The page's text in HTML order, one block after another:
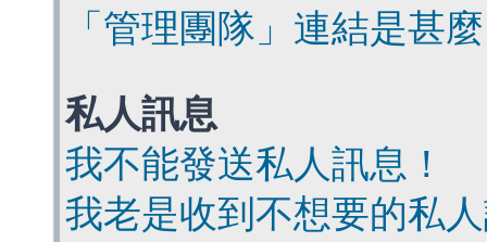
「管理團隊」連結是甚
私人訊息
我不能發送私人訊息！
我老是收到不想要的私